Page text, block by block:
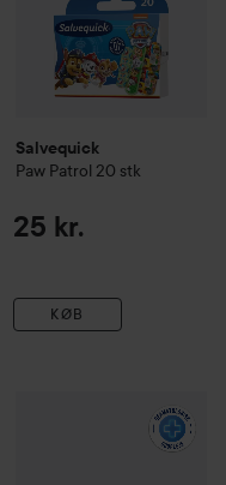
Salvequick
Paw Patrol 20 stk
25 kr.
KØB